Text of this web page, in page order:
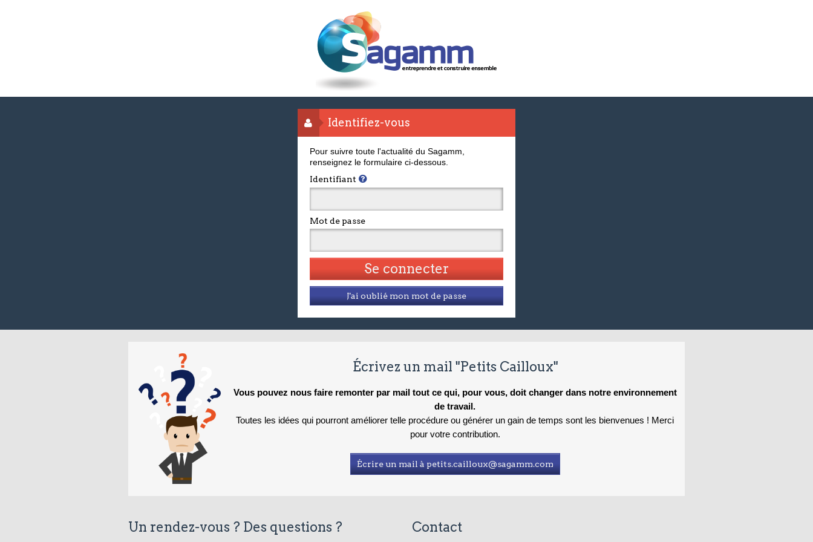
Identifiez-vous
Pour suivre toute l'actualité du Sagamm,
renseignez le formulaire ci-dessous.
Identifiant
Mot de passe
J'ai oublié mon mot de passe
Écrivez un mail "Petits Cailloux"
Vous pouvez nous faire remonter par mail tout ce qui, pour vous, doit changer dans notre environnement
de travail.
Toutes les idées qui pourront améliorer telle procédure ou générer un gain de temps sont les bienvenues ! Merci
pour votre contribution.
Écrire un mail à petits.cailloux@sagamm.com
Un rendez-vous ? Des questions ? Contact